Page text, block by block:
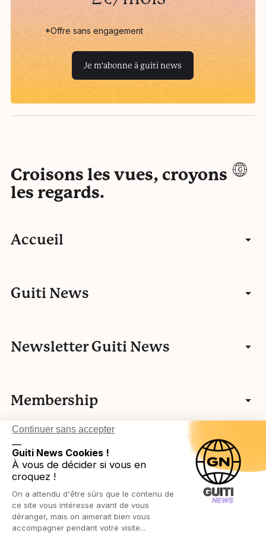
*Offre sans engagement
Je m'abonne à guiti news
Croisons les vues, croyons
les regards.
Accueil
Articles
Portfolios
Podcasts
Agenda
Ressources pédagogiques
Guiti News
Communauté
Fake news
Vos idées
Cartographie des membres associatifs
Protection des publics
L’histoire de Guiti
L’équipe Guiti News
Nos autres activités
Ressources pédagogiques
Réseau européen
Newsletter Guiti News
Membership
Login in
Devenir membre
Légal
Politique de confidentialité
Continuer sans accepter
Guiti News Cookies !
À vous de décider si vous en
croquez !
On a attendu d'être sûrs que le contenu de
ce site vous intéresse avant de vous
déranger, mais on aimerait bien vous
accompagner pendant votre visite...